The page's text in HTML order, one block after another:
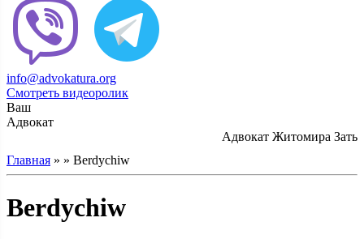
info@advokatura.org
Смотреть видеоролик
Ваш
Адвокат
Адвокат Житомира
Главная » » Berdychiw
Berdychiw